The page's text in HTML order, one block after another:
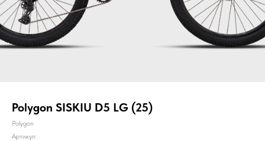
Polygon SISKIU D5 LG (25)
Polygon
Артикул: